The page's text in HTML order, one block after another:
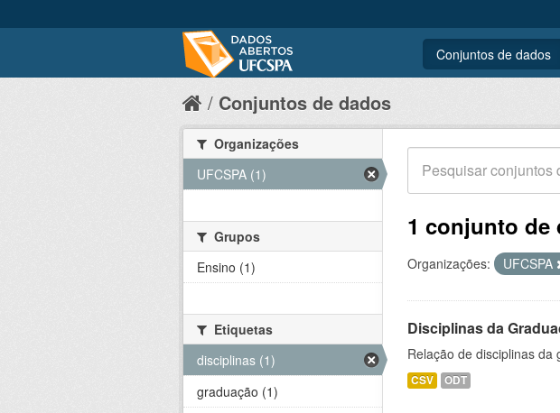
Conjuntos de dados
Conjuntos de dados
1 conjunto de
Organizações: UFCSPA
Disciplinas da
Relação de disciplinas da
CSV ODT
Organizações
UFCSPA (1)
Grupos
Ensino (1)
Etiquetas
disciplinas (1)
graduação (1)